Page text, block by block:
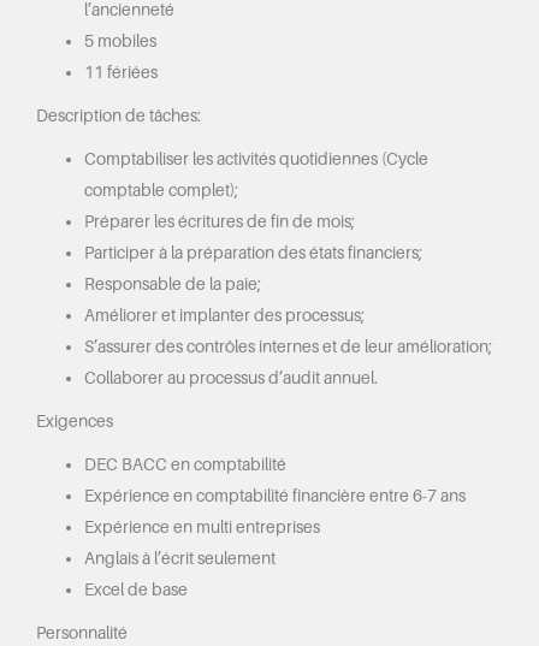
l’ancienneté
5 mobiles
11 fériées
Description de tâches:
Comptabiliser les activités quotidiennes (Cycle
comptable complet);
Préparer les écritures de fin de mois;
Participer à la préparation des états financiers;
Responsable de la paie;
Améliorer et implanter des processus;
S’assurer des contrôles internes et de leur amélioration;
Collaborer au processus d’audit annuel.
Exigences
DEC BACC en comptabilité
Expérience en comptabilité financière entre 6-7 ans
Expérience en multi entreprises
Anglais à l’écrit seulement
Excel de base
Personnalité